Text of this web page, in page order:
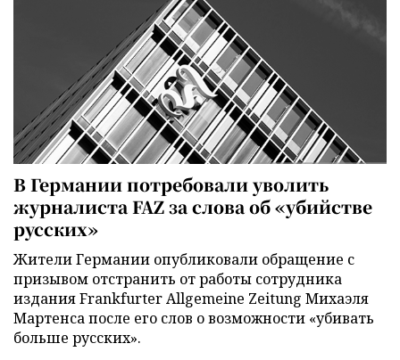
В Германии потребовали уволить
журналиста FAZ за слова об «убийстве
русских»
Жители Германии опубликовали обращение с
призывом отстранить от работы сотрудника
издания Frankfurter Allgemeine Zeitung Михаэля
Мартенса после его слов о возможности «убивать
больше русских».